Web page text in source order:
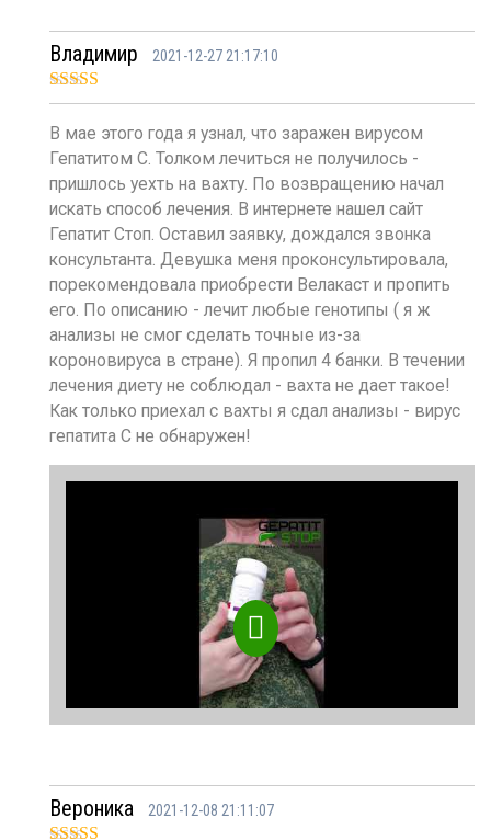
Владимир 2021-12-27 21:17:10
Оценка5из
В мае этого года я узнал, что заражен вирусом
Гепатитом С. Толком лечиться не получилось -
пришлось уехть на вахту. По возвращению начал
искать способ лечения. В интернете нашел сайт
Гепатит Стоп. Оставил заявку, дождался звонка
консультанта. Девушка меня проконсультировала,
порекомендовала приобрести Велакаст и пропить
его. По описанию - лечит любые генотипы ( я ж
анализы не смог сделать точные из-за
короновируса в стране). Я пропил 4 банки. В течении
лечения диету не соблюдал - вахта не дает такое!
Как только приехал с вахты я сдал анализы - вирус
гепатита С не обнаружен!
Вероника 2021-12-08 21:11:07